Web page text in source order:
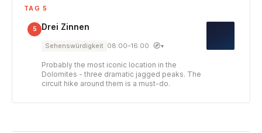
TAG 5
5 Drei Zinnen
Sehenswürdigkeit 08:00–16:00 🧭▾
Probably the most iconic location in the
Dolomites - three dramatic jagged peaks. The
circuit hike around them is a must-do.